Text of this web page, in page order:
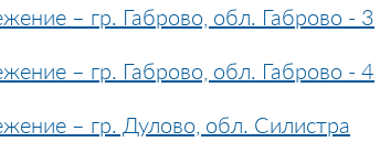
– гр. Габрово, обл. Габрово - 3
– гр. Габрово, обл. Габрово - 4
– гр. Дулово, обл. Силистра